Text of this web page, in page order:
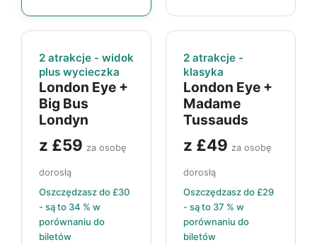
2 atrakcje - widok
plus wycieczka
London Eye +
Big Bus
Londyn
z £59 za osobę
dorosłą
Oszczędzasz do£30
- są to 34 % w
porównaniu do
biletów
2 atrakcje -
klasyka
London Eye +
Madame
Tussauds
z £49 za osobę
dorosłą
Oszczędzasz do£29
- są to 37 % w
porównaniu do
biletów